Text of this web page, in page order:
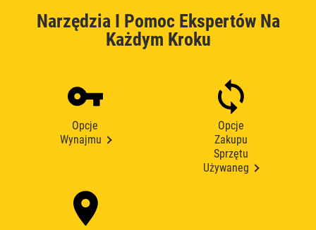
Narzędzia I Pomoc Ekspertów Na
Każdym Kroku
Opcje
Wynajmu
Opcje
Zakupu
Sprzętu
Używaneg